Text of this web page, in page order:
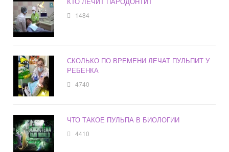
1484
СКОЛЬКО ПО ВРЕМЕНИ ЛЕЧАТ ПУЛЬПИТ У
РЕБЕНКА
4740
ЧТО ТАКОЕ ПУЛЬПА В БИОЛОГИИ
4410